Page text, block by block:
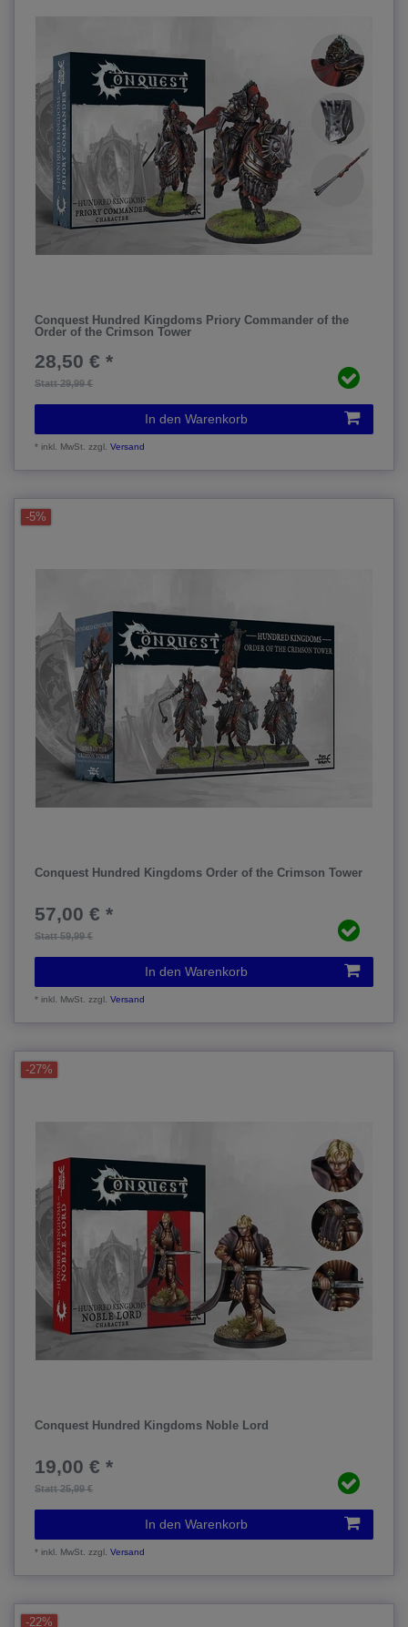
Conquest Hundred Kingdoms Priory Commander of the
Order of the Crimson Tower
Statt 29,99 €
28,50 € *
In den Warenkorb
*inkl. MwSt. zzgl.Versand
-5%
Conquest Hundred Kingdoms Order of the Crimson Tower
Statt 59,99 €
57,00 € *
In den Warenkorb
*inkl. MwSt. zzgl.Versand
-27%
Conquest Hundred Kingdoms Noble Lord
Statt 25,99 €
19,00 € *
In den Warenkorb
*inkl. MwSt. zzgl.Versand
-22%